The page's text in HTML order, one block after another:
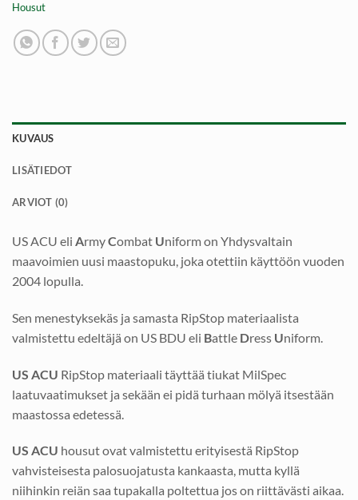
Housut
KUVAUS
LISÄTIEDOT
ARVIOT (0)
US ACU eli ArmyCombat Uniform on Yhdysvaltain
maavoimien uusi maastopuku, joka otettiin käyttöön vuoden
2004 lopulla.
Sen menestyksekäs ja samasta RipStop materiaalista
valmistettu edeltäjä on US BDU eli Battle Dress Uniform.
US ACU RipStop materiaali täyttää tiukat MilSpec
laatuvaatimukset ja sekään ei pidä turhaan mölyä itsestään
maastossa edetessä.
US ACU housut ovat valmistettu erityisestä RipStop
vahvisteisesta palosuojatusta kankaasta, mutta kyllä
niihinkin reiän saa tupakalla poltettua jos on riittävästi aikaa.